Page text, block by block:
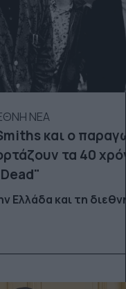
ΝΕΑ
και o
τα 40
Ελλάδα και τη